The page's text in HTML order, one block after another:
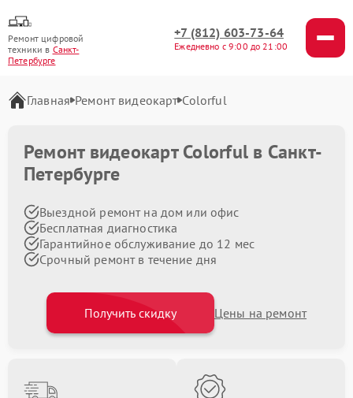
Ремонт цифровой
техники в Санкт-
Петербурге
+7 (812) 603-73-64
Ежедневно с 9:00 до 21:00
Главная Ремонт видеокарт Colorful
Ремонт видеокарт Colorful в Санкт-
Петербурге
Выездной ремонт на дом или офис
Бесплатная диагностика
Гарантийное обслуживание до 12 мес
Срочный ремонт в течение дня
Получить скидку Цены на ремонт